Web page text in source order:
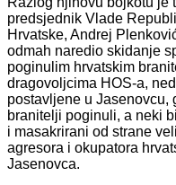
predsjednik Vlade
Hrvatske, Andrej
odmah naredio skidanje
poginulim hrvatskim
dragovoljcima HOS-a,
postavljene u Jasenovcu,
branitelji poginuli, a neki
i masakrirani od strane
agresora i okupatora
Jasenovca.